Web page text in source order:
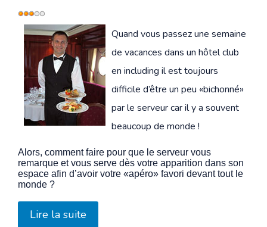
Vote
utilisateur:3/5
Quand vous passez une semaine
de vacances dans un hôtel club
en including il est toujours
difficile d’être un peu «bichonné»
par le serveur car il y a souvent
beaucoup de monde !
Alors, comment faire pour que le serveur vous
remarque et vous serve dès votre apparition dans son
espace afin d’avoir votre «apéro» favori devant tout le
monde ?
Lire la suite